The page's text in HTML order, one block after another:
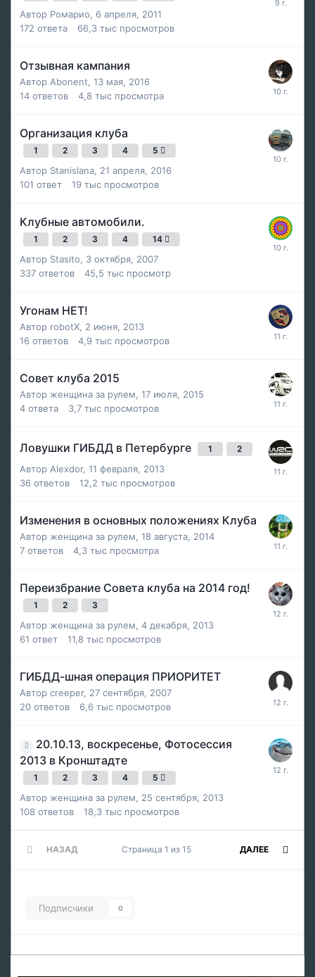
Автор Ромарио, 6 апреля, 2011
172 ответа 66,3 тыс просмотров
Отзывная кампания
Автор Abonent, 13 мая, 2016
14 ответов 4,8 тыс просмотра
Организация клуба
1 2 3 4 5
Автор Stanislana, 21 апреля, 2016
101 ответ 19 тыс просмотров
Клубные автомобили.
1 2 3 4 14
Автор Stasito, 3 октября, 2007
337 ответов 45,5 тыс просмотр
Угонам НЕТ!
Автор robotX, 2 июня, 2013
16 ответов 4,9 тыс просмотров
Совет клуба 2015
Автор женщина за рулем, 17 июля, 2015
4 ответа 3,7 тыс просмотров
Ловушки ГИБДД в Петербурге 1 2
Автор Alexdor, 11 февраля, 2013
36 ответов 12,2 тыс просмотров
Изменения в основных положениях Клуба
Автор женщина за рулем, 18 августа, 2014
7 ответов 4,3 тыс просмотра
Переизбрание Совета клуба на 2014 год!
1 2 3
Автор женщина за рулем, 4 декабря, 2013
61 ответ 11,8 тыс просмотров
ГИБДД-шная операция ПРИОРИТЕТ
Автор creeper, 27 сентября, 2007
20 ответов 6,6 тыс просмотров
20.10.13, воскресенье, Фотосессия
2013 в Кронштадте
1 2 3 4 5
Автор женщина за рулем, 25 сентября, 2013
108 ответов 18,3 тыс просмотров
НАЗАД ДАЛЕЕ
Страница 1 из 15
Подписчики 0